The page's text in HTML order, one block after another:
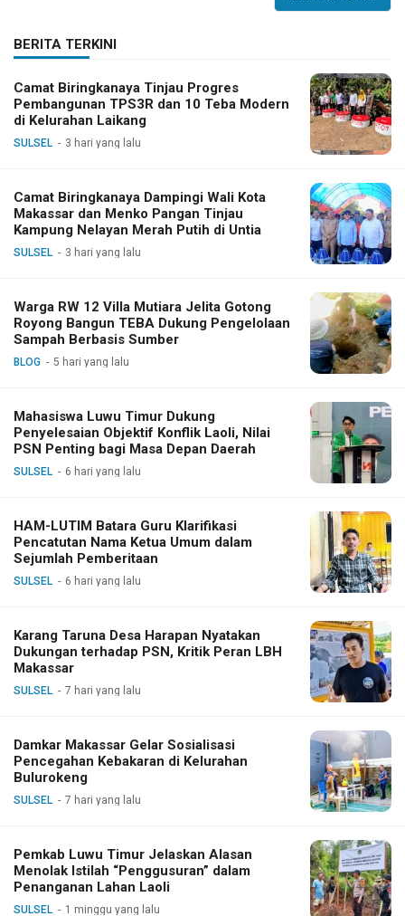
BERITA TERKINI
Camat Biringkanaya Tinjau Progres
Pembangunan TPS3R dan 10 Teba Modern
di Kelurahan Laikang
SULSEL 3 hari yang lalu
Camat Biringkanaya Dampingi Wali Kota
Makassar dan Menko Pangan Tinjau
Kampung Nelayan Merah Putih di Untia
SULSEL 3 hari yang lalu
Warga RW 12 Villa Mutiara Jelita Gotong
Royong Bangun TEBA Dukung Pengelolaan
Sampah Berbasis Sumber
BLOG 5 hari yang lalu
Mahasiswa Luwu Timur Dukung
Penyelesaian Objektif Konflik Laoli, Nilai
PSN Penting bagi Masa Depan Daerah
SULSEL 6 hari yang lalu
HAM-LUTIM Batara Guru Klarifikasi
Pencatutan Nama Ketua Umum dalam
Sejumlah Pemberitaan
SULSEL 6 hari yang lalu
Karang Taruna Desa Harapan Nyatakan
Dukungan terhadap PSN, Kritik Peran LBH
Makassar
SULSEL 7 hari yang lalu
Damkar Makassar Gelar Sosialisasi
Pencegahan Kebakaran di Kelurahan
Bulurokeng
SULSEL 7 hari yang lalu
Pemkab Luwu Timur Jelaskan Alasan
Menolak Istilah “Penggusuran” dalam
Penanganan Lahan Laoli
SULSEL 1 minggu yang lalu